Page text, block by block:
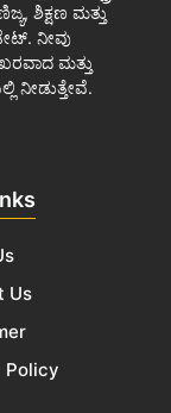
ಶಿಕ್ಷಣ ಮತ್ತು
ನೀವು
ಮತ್ತು
ನೀಡುತ್ತೇವೆ.
Us
Policy